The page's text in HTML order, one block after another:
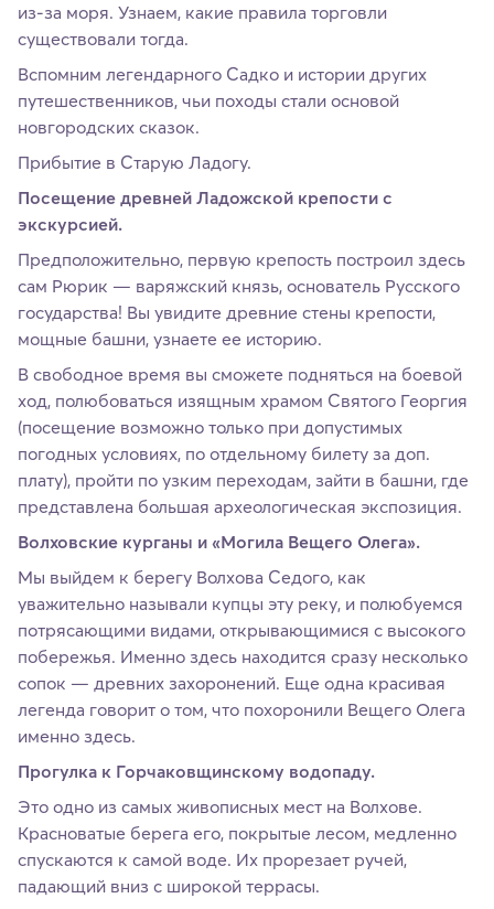
из-за моря. Узнаем, какие правила торговли
существовали тогда.
Вспомним легендарного Садко и истории других
путешественников, чьи походы стали основой
новгородских сказок.
Прибытие в Старую Ладогу.
Посещение древней Ладожской крепости с
экскурсией.
Предположительно, первую крепость построил здесь
сам Рюрик — варяжский князь, основатель Русского
государства! Вы увидите древние стены крепости,
мощные башни, узнаете ее историю.
В свободное время вы сможете подняться на боевой
ход, полюбоваться изящным храмом Святого Георгия
(посещение возможно только при допустимых
погодных условиях, по отдельному билету за доп.
плату), пройти по узким переходам, зайти в башни, где
представлена большая археологическая экспозиция.
Волховские курганы и «Могила Вещего Олега».
Мы выйдем к берегу Волхова Седого, как
уважительно называли купцы эту реку, и полюбуемся
потрясающими видами, открывающимися с высокого
побережья. Именно здесь находится сразу несколько
сопок — древних захоронений. Еще одна красивая
легенда говорит о том, что похоронили Вещего Олега
именно здесь.
Прогулка к Горчаковщинскому водопаду.
Это одно из самых живописных мест на Волхове.
Красноватые берега его, покрытые лесом, медленно
спускаются к самой воде. Их прорезает ручей,
падающий вниз с широкой террасы.